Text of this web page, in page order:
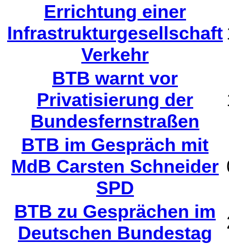
Errichtung einer
Infrastrukturgesellschaft
Verkehr
BTB warnt vor
Privatisierung der
Bundesfernstraßen
BTB im Gespräch mit
MdB Carsten Schneider
SPD
BTB zu Gesprächen im
Deutschen Bundestag